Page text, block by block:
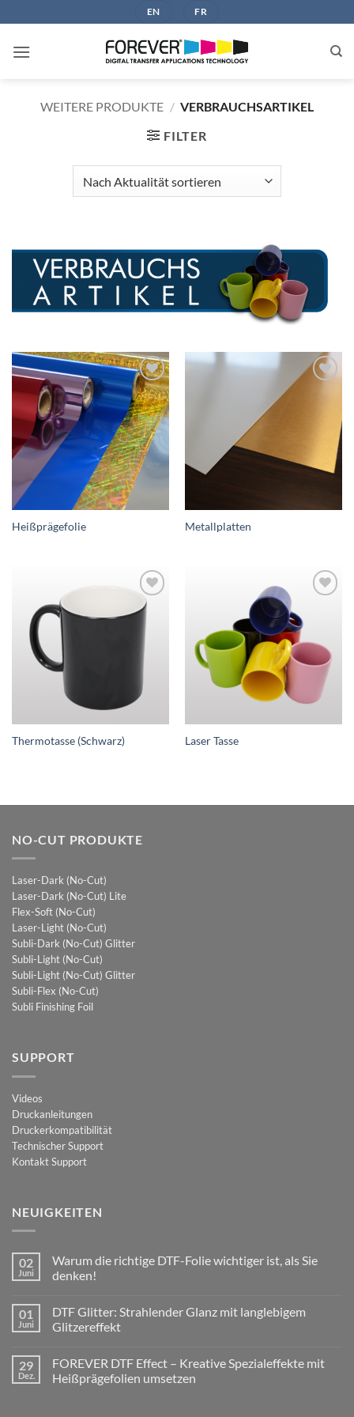
Inhalt
springen
EN FR
WEITERE PRODUKTE / VERBRAUCHSARTIKEL
FILTER
zur
Wunschliste
hinzufügen
Heißprägefolie Metallplatten
zur
Wunschliste
Thermotasse (Schwarz)
Wunschliste
hinzufügen
Laser Tasse
NO-CUT PRODUKTE
Laser-Dark (No-Cut)
Laser-Dark (No-Cut) Lite
Flex-Soft (No-Cut)
Laser-Light (No-Cut)
Subli-Dark (No-Cut) Glitter
Subli-Light (No-Cut)
Subli-Light (No-Cut) Glitter
Subli-Flex (No-Cut)
Subli Finishing Foil
SUPPORT
Videos
Druckanleitungen
Druckerkompatibilität
Technischer Support
Kontakt Support
NEUIGKEITEN
02
Juni
Warum die richtige DTF-Folie wichtiger ist, als Sie
denken!
zu
Warum
die
Folie
wichtiger
ist,
01
Juni
DTF Glitter: Strahlender Glanz mit langlebigem
Glitzereffekt
zu
DTF
Glitter:
29
Dez.
FOREVER DTF Effect – Kreative Spezialeffekte mit
Heißprägefolien umsetzen